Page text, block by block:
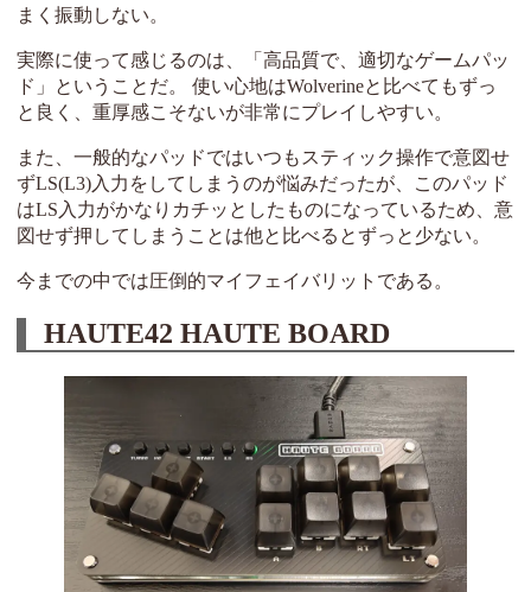
まく振動しない。
実際に使って感じるのは、「高品質で、適切なゲームパッ
ド」ということだ。 使い心地はWolverineと比べてもずっ
と良く、重厚感こそないが非常にプレイしやすい。
また、一般的なパッドではいつもスティック操作で意図せ
ずLS(L3)入力をしてしまうのが悩みだったが、このパッド
はLS入力がかなりカチッとしたものになっているため、意
図せず押してしまうことは他と比べるとずっと少ない。
今までの中では圧倒的マイフェイバリットである。
HAUTE42 HAUTE BOARD